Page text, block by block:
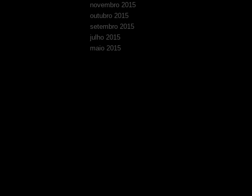
novembro 2015
outubro 2015
setembro 2015
julho 2015
maio 2015